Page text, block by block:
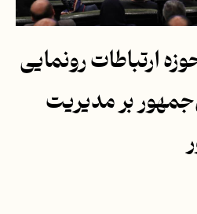
ارتباطات رونمایی
بر مدیریت